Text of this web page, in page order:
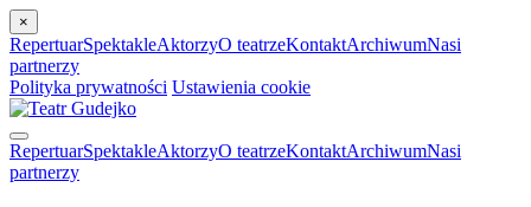
×
RepertuarSpektakleAktorzyO teatrzeKontaktArchiwumNasi
partnerzy
Polityka prywatności Ustawienia cookie
RepertuarSpektakleAktorzyO teatrzeKontaktArchiwumNasi
partnerzy